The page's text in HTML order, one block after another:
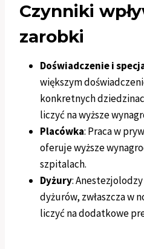
Czynniki
zarobki
Doświadczenie i
większym
konkretnych
liczyć na wyższe
Placówka: Praca w
oferuje wyższe
szpitalach.
Dyżury:
dyżurów, zwłaszcza w
liczyć na dodatkowe